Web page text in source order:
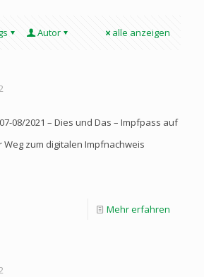
Autor alle anzeigen
08/2021 – Dies und Das – Impfpass auf
Weg zum digitalen Impfnachweis
Mehr erfahren